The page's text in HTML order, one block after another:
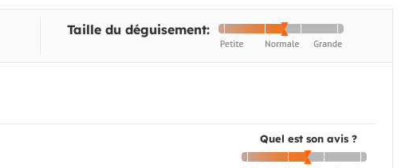
Taille du déguisement:
Quel est son avis ?